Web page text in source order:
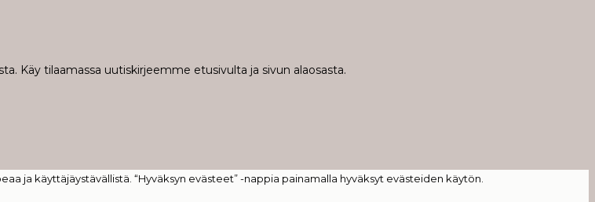
Käy tilaamassa uutiskirjeemme etusivulta ja sivun alaosasta.
ja käyttäjäystävällistä. “Hyväksyn evästeet” -nappia painamalla hyväksyt evästeiden käytön.